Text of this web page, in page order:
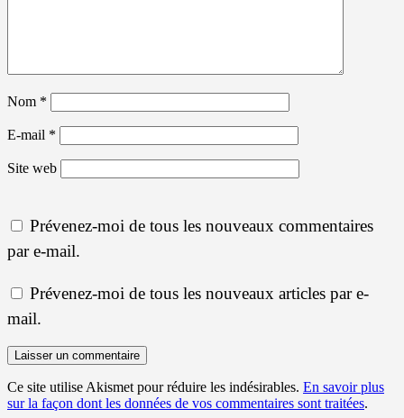
Nom *
E-mail *
Site web
Prévenez-moi de tous les nouveaux commentaires
par e-mail.
Prévenez-moi de tous les nouveaux articles par e-
mail.
Ce site utilise Akismet pour réduire les indésirables. En savoir plus
sur la façon dont les données de vos commentaires sont traitées.